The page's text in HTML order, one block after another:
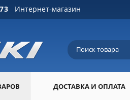
Интернет-магазин
ДОСТАВКА И ОПЛАТА